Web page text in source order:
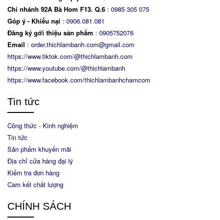
Chi nhánh 92A Bà Hom F13. Q.6 : 0985 305 075
Góp ý - Khiếu nại : 0906.081.081
Đăng ký gới thiệu sản phẩm : 0905752076
Email : order.thichlambanh.com@gmail.com
https://www.tiktok.com/@thichlambanh.com
https://www.youtube.com/@thichlambanh
https://www.facebook.com/thichlambanhchamcom
Tin tức
Công thức - Kinh nghiệm
Tin tức
Sản phẩm khuyến mãi
Địa chỉ cửa hàng đại lý
Kiểm tra đơn hàng
Cam kết chất lượng
CHÍNH SÁCH